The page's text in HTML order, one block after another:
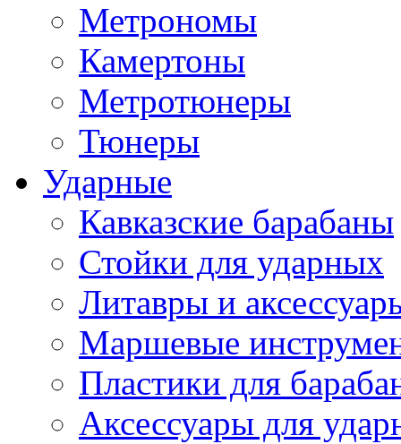
Метрономы
Камертоны
Метротюнеры
Тюнеры
Ударные
Кавказские барабаны
Стойки для ударных
Литавры и
Маршевые
Пластики для
Аксессуары для